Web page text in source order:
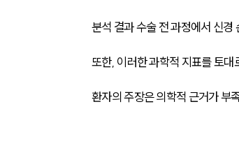
분석 결과 수술 전 과정에서 신경
또한, 이러한 과학적 지표를 토대
환자의 주장은 의학적 근거가 부